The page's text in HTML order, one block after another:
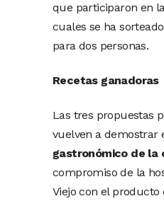
que participaron en
cuales se ha
para dos personas.
Recetas ganadoras
Las tres propuestas
vuelven a demostrar
gastronómico de la
compromiso de la
Viejo con el producto